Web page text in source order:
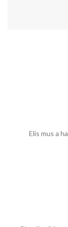
Elis mus a